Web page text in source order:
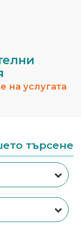
на услугата
търсене